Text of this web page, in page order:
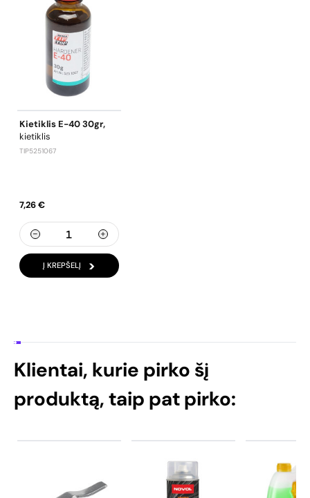
Kietiklis E-40 30gr,
kietiklis
TIP5251067
7,26 €
Į KREPŠELĮ
Klientai, kurie pirko šį
produktą, taip pat pirko: